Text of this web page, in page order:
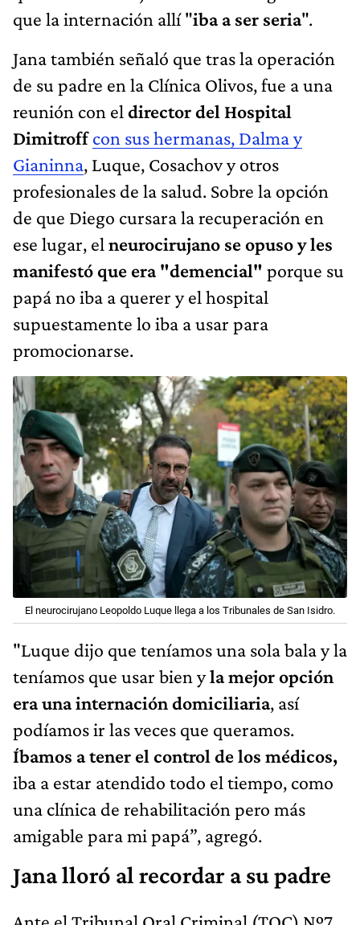
que la internación allí "iba a ser seria".
Jana también señaló que tras la operación
de su padre en la Clínica Olivos, fue a una
reunión con el director del Hospital
Dimitroff con sus hermanas, Dalma y
Gianinna, Luque, Cosachov y otros
profesionales de la salud. Sobre la opción
de que Diego cursara la recuperación en
ese lugar, el neurocirujano se opuso y les
manifestó que era "demencial" porque su
papá no iba a querer y el hospital
supuestamente lo iba a usar para
promocionarse.
El neurocirujano Leopoldo Luque llega a los Tribunales de San Isidro.
"Luque dijo que teníamos una sola bala y la
teníamos que usar bien yla mejor opción
era una internación domiciliaria, así
podíamos ir las veces que queramos.
Íbamos a tener el control de los médicos,
iba a estar atendido todo el tiempo, como
una clínica de rehabilitación pero más
amigable para mi papá”, agregó.
Jana lloró al recordar a su padre